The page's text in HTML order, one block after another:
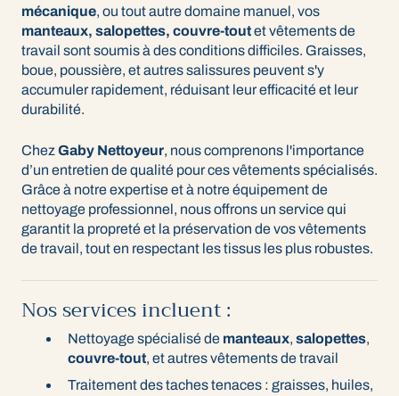
mécanique, ou tout autre domaine manuel, vos
manteaux, salopettes, couvre-toutet vêtements de
travail sont soumis à des conditions difficiles. Graisses,
boue, poussière, et autres salissures peuvent s'y
accumuler rapidement, réduisant leur efficacité et leur
durabilité.
Chez Gaby Nettoyeur, nous comprenons l'importance
d’un entretien de qualité pour ces vêtements spécialisés.
Grâce à notre expertise et à notre équipement de
nettoyage professionnel, nous offrons un service qui
garantit la propreté et la préservation de vos vêtements
de travail, tout en respectant les tissus les plus robustes.
Nos services incluent :
Nettoyage spécialisé de manteaux, salopettes,
couvre-tout, et autres vêtements de travail
Traitement des taches tenaces : graisses, huiles,